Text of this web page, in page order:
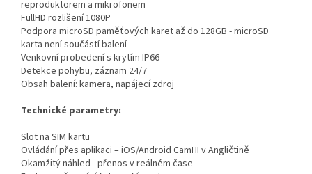
reproduktorem a mikrofonem
FullHD rozlišení 1080P
Podpora microSD paměťových karet až do 128GB - microSD
karta není součástí balení
Venkovní probedení s krytím IP66
Detekce pohybu, záznam 24/7
Obsah balení: kamera, napájecí zdroj
Technické parametry:
Slot na SIM kartu
Ovládání přes aplikaci – iOS/Android CamHI v Angličtině
Okamžitý náhled - přenos v reálném čase